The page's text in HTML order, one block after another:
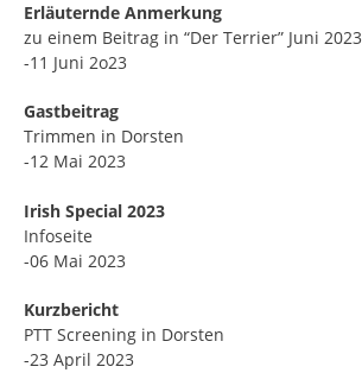
Erläuternde Anmerkung
zu einem Beitrag in “Der Terrier” Juni 2023
-11 Juni 2o23
Gastbeitrag
Trimmen in Dorsten
-12 Mai 2023
Irish Special 2023
Infoseite
-06 Mai 2023
Kurzbericht
PTT Screening in Dorsten
-23 April 2023